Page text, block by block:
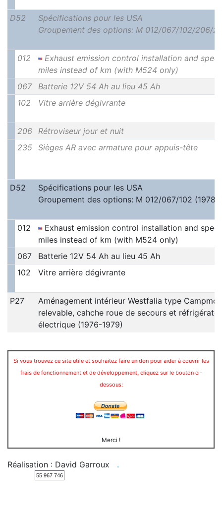
D52
Spécifications pour les USA
Groupement des options: M 012/067/102/206/
012
Exhaust emission control installation and
miles instead of km (with M524 only)
067
Batterie 12V 54 Ah au lieu 45 Ah
102
Vitre arrière dégivrante
206
Rétroviseur jour et nuit
235
Sièges AR avec armature pour appuis-tête
D52
Spécifications pour les USA
Groupement des options: M 012/067/102 (1978)
012
Exhaust emission control installation and
miles instead of km (with M524 only)
067
Batterie 12V 54 Ah au lieu 45 Ah
102
Vitre arrière dégivrante
P27
Aménagement intérieur Westfalia type
relevable, cahche roue de secours et
électrique (1976-1979)
Si vous trouvez ce site utile et souhaitez faire un don pour aider à couvrir les
frais de fonctionnement et de développement, cliquez sur le bouton ci-
dessous:
Merci !
Réalisation : David Garroux .
55 967 746